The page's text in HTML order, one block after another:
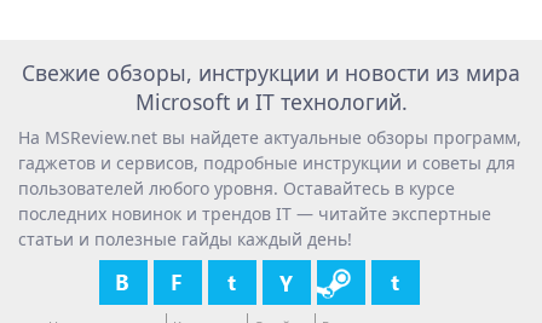
Свежие обзоры, инструкции и новости из мира
Microsoft и IT технологий.
На MSReview.net вы найдете актуальные обзоры программ,
гаджетов и сервисов, подробные инструкции и советы для
пользователей любого уровня. Оставайтесь в курсе
последних новинок и трендов IT — читайте экспертные
статьи и полезные гайды каждый день!